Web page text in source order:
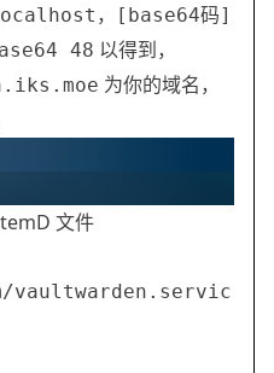
， [base64码]
48 以得到，
为你的域名，
文件
vaultwarden.servic